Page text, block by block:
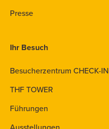
Presse
Ihr Besuch
Besucherzentrum CHECK-IN
THF TOWER
Führungen